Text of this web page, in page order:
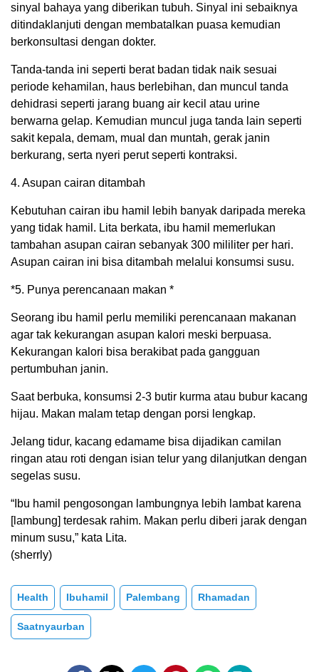
sinyal bahaya yang diberikan tubuh. Sinyal ini sebaiknya
ditindaklanjuti dengan membatalkan puasa kemudian
berkonsultasi dengan dokter.
Tanda-tanda ini seperti berat badan tidak naik sesuai
periode kehamilan, haus berlebihan, dan muncul tanda
dehidrasi seperti jarang buang air kecil atau urine
berwarna gelap. Kemudian muncul juga tanda lain seperti
sakit kepala, demam, mual dan muntah, gerak janin
berkurang, serta nyeri perut seperti kontraksi.
4. Asupan cairan ditambah
Kebutuhan cairan ibu hamil lebih banyak daripada mereka
yang tidak hamil. Lita berkata, ibu hamil memerlukan
tambahan asupan cairan sebanyak 300 mililiter per hari.
Asupan cairan ini bisa ditambah melalui konsumsi susu.
*5. Punya perencanaan makan *
Seorang ibu hamil perlu memiliki perencanaan makanan
agar tak kekurangan asupan kalori meski berpuasa.
Kekurangan kalori bisa berakibat pada gangguan
pertumbuhan janin.
Saat berbuka, konsumsi 2-3 butir kurma atau bubur kacang
hijau. Makan malam tetap dengan porsi lengkap.
Jelang tidur, kacang edamame bisa dijadikan camilan
ringan atau roti dengan isian telur yang dilanjutkan dengan
segelas susu.
“Ibu hamil pengosongan lambungnya lebih lambat karena
[lambung] terdesak rahim. Makan perlu diberi jarak dengan
minum susu,” kata Lita.
(sherrly)
Health Ibuhamil Palembang Rhamadan
Saatnyaurban